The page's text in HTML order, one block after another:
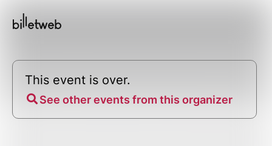
This event is over.
See other events from this organizer